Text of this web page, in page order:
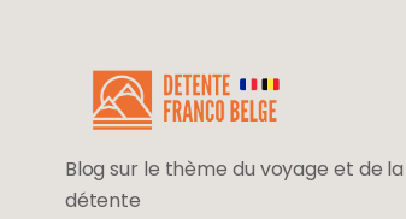
Blog sur le thème du voyage et de la
détente